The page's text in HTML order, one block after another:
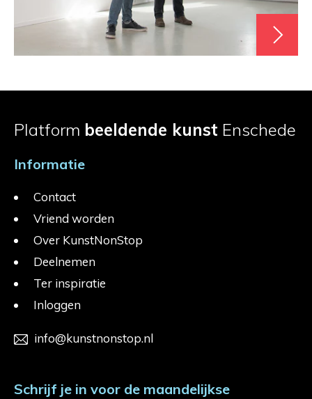
Platform beeldende kunst Enschede
Informatie
Contact
Vriend worden
Over KunstNonStop
Deelnemen
Ter inspiratie
Inloggen
info@kunstnonstop.nl
Schrijf je in voor de maandelijkse